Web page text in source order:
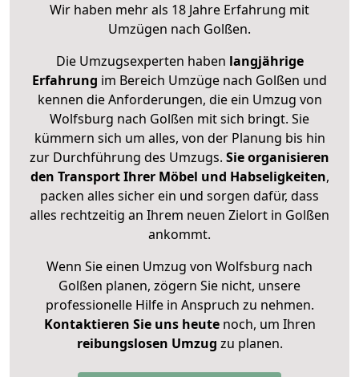
Wir haben mehr als 18 Jahre Erfahrung mit
Umzügen nach Golßen.
Die Umzugsexperten haben langjährige
Erfahrung im Bereich Umzüge nach Golßen und
kennen die Anforderungen, die ein Umzug von
Wolfsburg nach Golßen mit sich bringt. Sie
kümmern sich um alles, von der Planung bis hin
zur Durchführung des Umzugs. Sie organisieren
den Transport Ihrer Möbel und Habseligkeiten,
packen alles sicher ein und sorgen dafür, dass
alles rechtzeitig an Ihrem neuen Zielort in Golßen
ankommt.
Wenn Sie einen Umzug von Wolfsburg nach
Golßen planen, zögern Sie nicht, unsere
professionelle Hilfe in Anspruch zu nehmen.
Kontaktieren Sie uns heutenoch, um Ihren
reibungslosen Umzug zu planen.